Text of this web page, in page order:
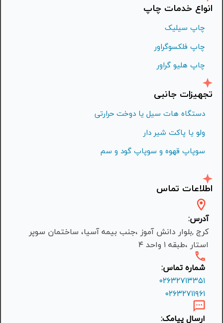
انواع خدمات چاپ
چاپ سیلیک
چاپ فلكسوگراور
چاپ هليو گراور
تجهیزات جانبی
دستگاه هات سیل یا دوخت حرارتی
ولو یا پاکت شیر دار
سوپاپ قهوه و سوپاپ گود و سم
اطلاعات تماس
آدرس:
کرج ,بلوار دانش آموز ،جنب بیمه آسیا، ساختمان سوپر
استار ،طبقه ۱ واحد ۴
شماره تماس:
۰۲۶۳۲۷۱۳۳۵۱
۰۲۶۳۲۷۱۱۹۶۱
ارسال پیامک: